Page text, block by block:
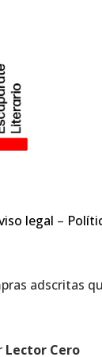
legal –
adscritas
Lector Cero